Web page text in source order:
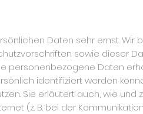
Daten sehr ernst.
sowie dieser
personenbezogene Daten
identifiziert werden
Sie erläutert auch, wie
(z. B. bei der